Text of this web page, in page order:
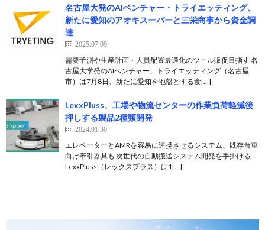
名古屋大発のAIベンチャー・トライエッティング、
新たに愛知のアオキスーパーと三栄商事から資金調
達
2025.07.09
需要予測や生産計画・人員配置最適化のツール販促目指す 名
古屋大学発のAIベンチャー、トライエッティング（名古屋
市）は7月8日、新たに愛知を地盤とする食[…]
LexxPluss、工場や物流センターの作業負荷軽減後
押しする製品2種類開発
2024.01.30
エレベーターとAMRを容易に連携させるシステム、既存台車
向け牽引器具も 次世代の自動搬送システム開発を手掛ける
LexxPluss（レックスプラス）は1[…]